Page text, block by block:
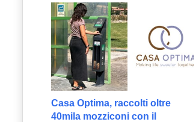
Casa Optima, raccolti oltre
40mila mozziconi con il